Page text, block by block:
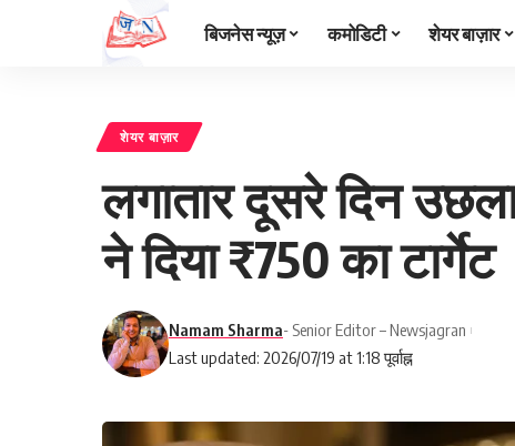
बिजनेस न्यूज़ कमोडिटी शेयर बाज़ार
शेयर बाज़ार
लगातार दूसरे दिन
ने दिया ₹750 का टार्गेट
Last updated: 2026/07/19 at 1:18 पूर्वाह्न
Namam Sharma- Senior Editor – Newsjagran